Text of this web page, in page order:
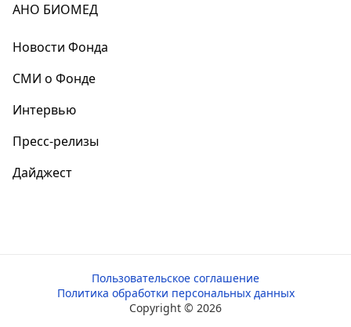
АНО БИОМЕД
Новости Фонда
СМИ о Фонде
Интервью
Пресс-релизы
Дайджест
Пользовательское соглашение
Политика обработки персональных данных
Copyright © 2026